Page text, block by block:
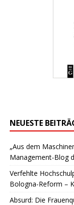
NEUESTE
„Aus dem
Management-Blog
Verfehlte
Bologna-Reform –
Absurd: Die